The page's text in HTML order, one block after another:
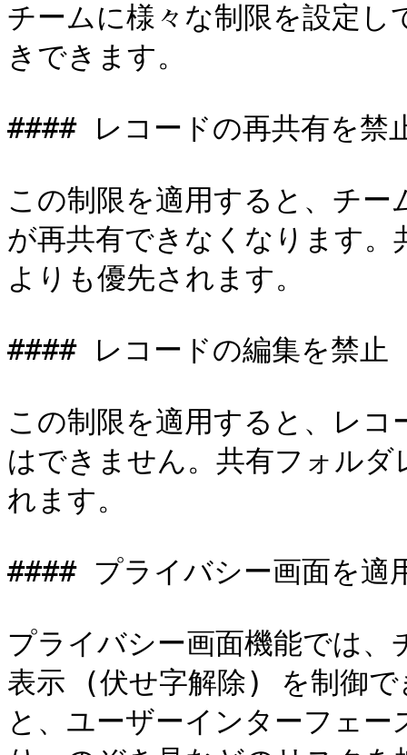
チームに様々な制限を設定し
きできます。
#### レコードの再共有を禁
この制限を適用すると、チ
が再共有できなくなります
よりも優先されます。
#### レコードの編集を禁止
この制限を適用すると、レ
はできません。共有フォル
れます。
#### プライバシー画面を適
プライバシー画面機能では
表示 (伏せ字解除) を制御で
と、ユーザーインターフェ